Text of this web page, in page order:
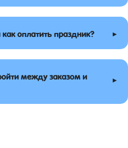
оплатить праздник? ▸
между заказом и ▸